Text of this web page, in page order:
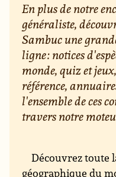
En plus de notre
généraliste,
Sambuc une
ligne : notices
monde, quiz et
référence,
l'ensemble de ces
travers notre
Découvrez toute
géographique du